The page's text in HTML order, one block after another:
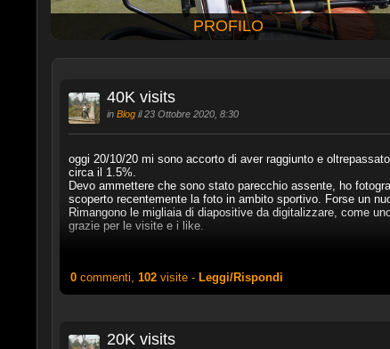
PROFILO
40K visits
in Blogil 23 Ottobre 2020, 8:30
oggi 20/10/20 mi sono accorto di aver raggiunto e
circa il 1.5%.
Devo ammettere che sono stato parecchio assente, ho
scoperto recentemente la foto in ambito sportivo. Forse un
Rimangono le migliaia di diapositive da digitalizzare, come
grazie per le visite e i like.
0commenti, 102visite - Leggi/Rispondi
20K visits